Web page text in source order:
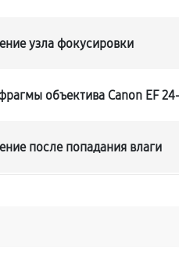
узла фокусировки
объектива Canon EF
после попадания влаги